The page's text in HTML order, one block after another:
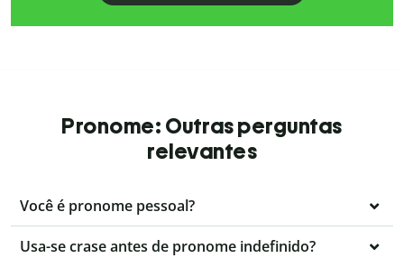
Pronome: Outras perguntas
relevantes
Você é pronome pessoal?
Usa-se crase antes de pronome indefinido?